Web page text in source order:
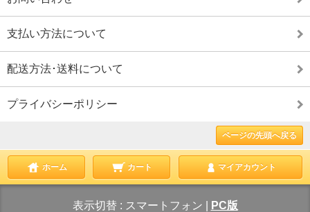
支払い方法について
配送方法･送料について
プライバシーポリシー
ページの先頭へ戻る
ホーム カート マイアカウント
表示切替 : スマートフォン PC版